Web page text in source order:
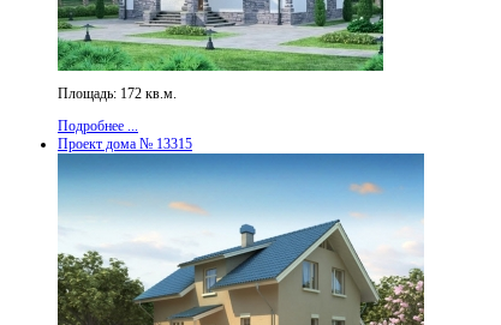
Площадь: 172 кв.м.
Подробнее ...
Проект дома № 13315